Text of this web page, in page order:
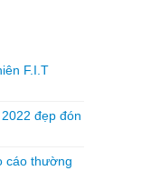
F.I.T
đẹp đón
cáo thường